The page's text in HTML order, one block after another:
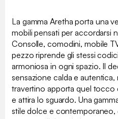
La gamma Aretha porta una
mobili pensati per accordarsi
Consolle, comodini, mobile
pezzo riprende gli stessi
armoniosa in ogni spazio. Il
sensazione calda e
travertino apporta quel tocco
e attira lo sguardo. Una
stile dolce e